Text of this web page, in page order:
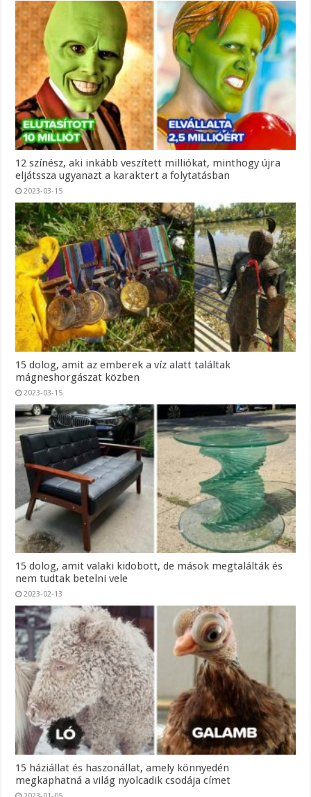
12 színész, aki inkább veszített milliókat, minthogy újra
eljátssza ugyanazt a karaktert a folytatásban
2023-03-15
15 dolog, amit az emberek a víz alatt találtak
mágneshorgászat közben
2023-03-15
15 dolog, amit valaki kidobott, de mások megtalálták és
nem tudtak betelni vele
2023-02-13
15 háziállat és haszonállat, amely könnyedén
megkaphatná a világ nyolcadik csodája címet